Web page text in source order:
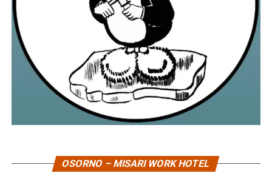
OSORNO – MISARI WORK HOTEL